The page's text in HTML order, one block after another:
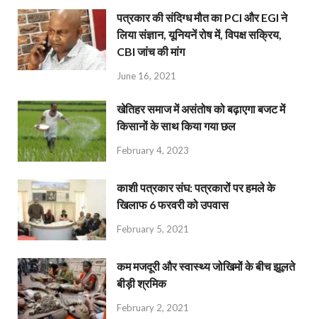
पत्रकार की संदिग्ध मौत का PCI और EGI ने
लिया संज्ञान, यूनियनें रोष में, विपक्ष सक्रिय,
CBI जांच की मांग
June 16, 2021
खेतिहर समाज में असंतोष को बढ़ाएगा बजट में
किसानों के साथ किया गया छल
February 4, 2023
काशी पत्रकार संघ: पत्रकारों पर हमले के
खिलाफ 6 फरवरी को उपवास
February 5, 2021
कम मजदूरी और स्वास्थ्य जोखिमों के बीच झूलते
बीड़ी श्रमिक
February 2, 2021